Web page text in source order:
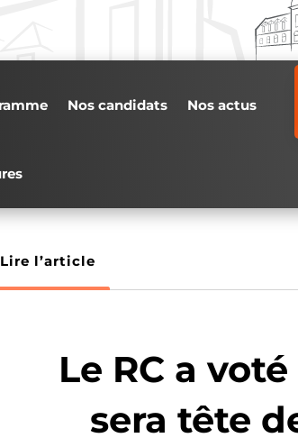
Nos candidats Nos actus
Lire l’article
Le RC a
sera tête